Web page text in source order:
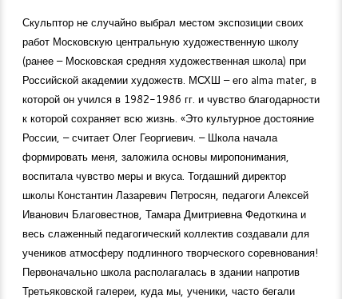
Скульптор не случайно выбрал местом экспозиции своих
работ Московскую центральную художественную школу
(ранее – Московская средняя художественная школа) при
Российской академии художеств. МСХШ – его alma mater, в
которой он учился в 1982-1986 гг. и чувство благодарности
к которой сохраняет всю жизнь. «Это культурное достояние
России, – считает Олег Георгиевич. – Школа начала
формировать меня, заложила основы миропонимания,
воспитала чувство меры и вкуса. Тогдашний директор
школы Константин Лазаревич Петросян, педагоги Алексей
Иванович Благовестнов, Тамара Дмитриевна Федоткина и
весь слаженный педагогический коллектив создавали для
учеников атмосферу подлинного творческого соревнования!
Первоначально школа располагалась в здании напротив
Третьяковской галереи, куда мы, ученики, часто бегали